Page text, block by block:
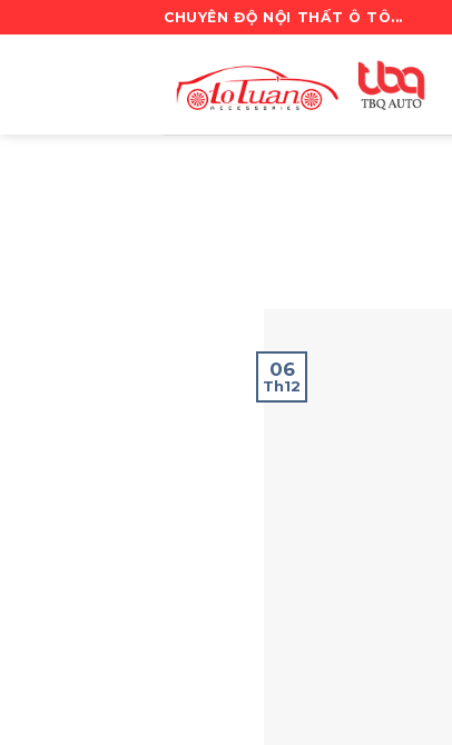
CHUYÊN ĐỘ NỘI THẤT Ô TÔ...
06
Th12